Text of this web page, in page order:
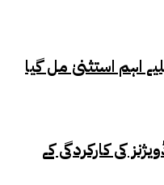
اہم استثنیٰ مل گیا
کی کارکردگی کے